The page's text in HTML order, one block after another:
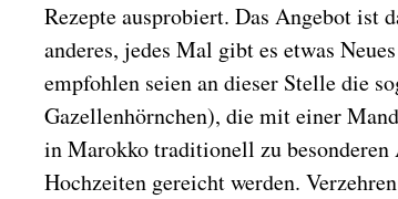
Rezepte ausprobiert. Das Angebot ist
anderes, jedes Mal gibt es etwas
empfohlen seien an dieser Stelle die
Gazellenhörnchen), die mit einer
in Marokko traditionell zu besonderen
Hochzeiten gereicht werden.